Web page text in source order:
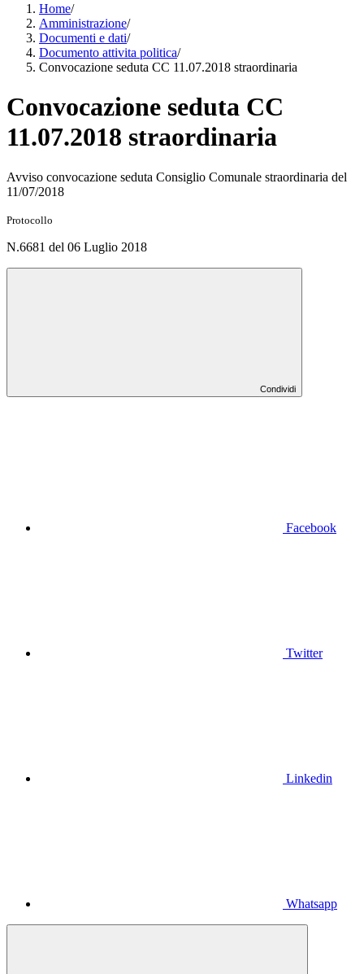
Home/
Amministrazione/
Documenti e dati/
Documento attivita politica/
Convocazione seduta CC 11.07.2018 straordinaria
Convocazione seduta CC
11.07.2018 straordinaria
Avviso convocazione seduta Consiglio Comunale straordinaria del
11/07/2018
Protocollo
N.6681 del 06 Luglio 2018
Condividi
Facebook
Twitter
Linkedin
Whatsapp